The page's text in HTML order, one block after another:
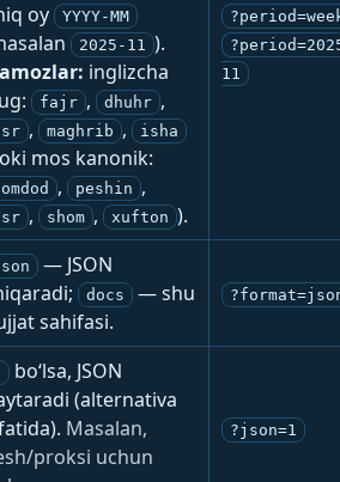
oy
YYYY-MM
2025-11 ).
inglizcha
fajr , dhuhr ,
, maghrib , isha
mos kanonik:
, peshin ,
, shom , xufton ).
11
— JSON
docs
— shu
sahifasi.
bo‘lsa, JSON
(alternativa
Masalan,
proksi uchun
?json=1